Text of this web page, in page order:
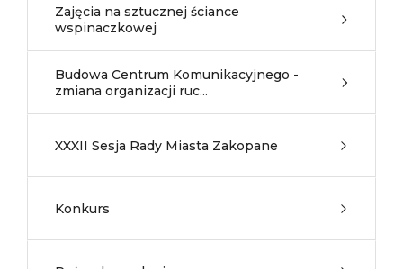
Zajęcia na sztucznej ściance
wspinaczkowej
Budowa Centrum Komunikacyjnego -
zmiana organizacji ruc...
XXXII Sesja Rady Miasta Zakopane
Konkurs